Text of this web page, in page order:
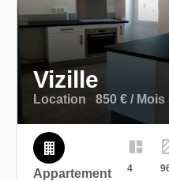
Vizille
Location 850 € /
Appartement 4